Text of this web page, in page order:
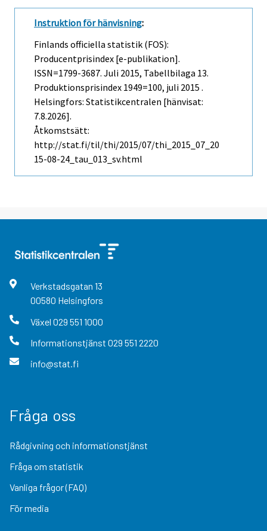
Instruktion för hänvisning:
Finlands officiella statistik (FOS):
Producentprisindex [e-publikation].
ISSN=1799-3687. Juli 2015, Tabellbilaga 13.
Produktionsprisindex 1949=100, juli 2015 .
Helsingfors: Statistikcentralen [hänvisat:
7.8.2026].
Åtkomstsätt:
http://stat.fi/til/thi/2015/07/thi_2015_07_20
15-08-24_tau_013_sv.html
Verkstadsgatan 13
00580 Helsingfors
Växel 029 551 1000
Informationstjänst 029 551 2220
info@stat.fi
Fråga oss
Rådgivning och informationstjänst
Fråga om statistik
Vanliga frågor (FAQ)
För media